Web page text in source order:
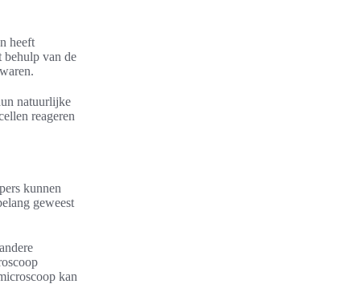
heeft
behulp van de
natuurlijke
reageren
kunnen
geweest
kan